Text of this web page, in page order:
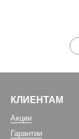
КЛИЕНТАМ
Акции
Гарантии